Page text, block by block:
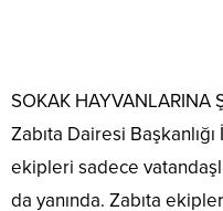
SOKAK HAYVANLARINA
Zabıta Dairesi
ekipleri sadece
da yanında. Zabıta